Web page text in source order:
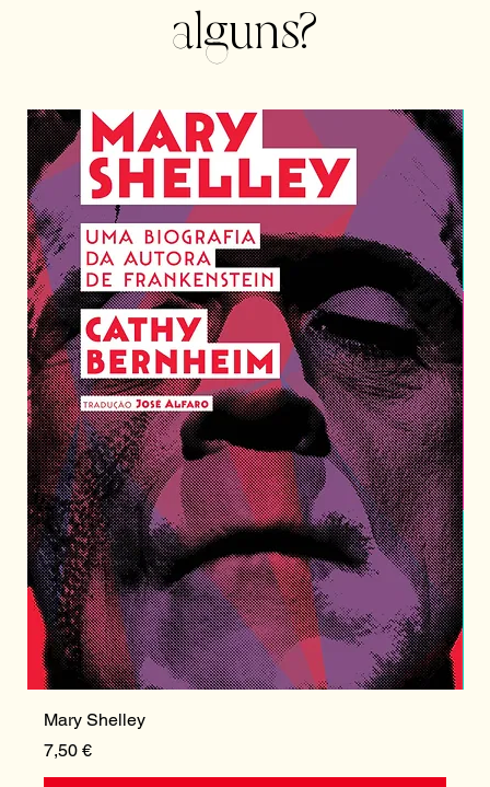
alguns?
Mary Shelley
Preço
7,50 €